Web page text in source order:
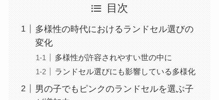
目次
多様性の時代におけるランドセル選びの
変化
多様性が許容されやすい世の中に
ランドセル選びにも影響している多様化
男の子でもピンクのランドセルを選ぶ子